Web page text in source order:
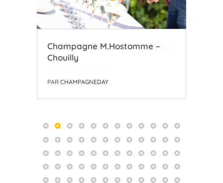
Champagne M.Hostomme –
Chouilly
PAR CHAMPAGNEDAY